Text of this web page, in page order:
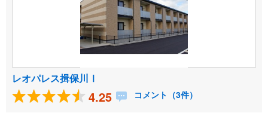
レオパレス揖保川Ⅰ
4.25 コメント（3件）